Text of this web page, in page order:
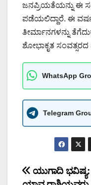
ಜನಪ್ರಿಯತೆಯನ್ನು ಈ
ಪಡೆಯಲಿದ್ದಾರೆ. ಈ
ತೀರ್ಮಾನಗಳನ್ನು
ಶೋಭಾಕೃತ
WhatsApp
Telegram
Post
ಯುಗಾದಿ ಭವಿಷ್ಯ: